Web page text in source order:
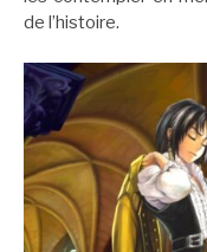
de l’histoire.